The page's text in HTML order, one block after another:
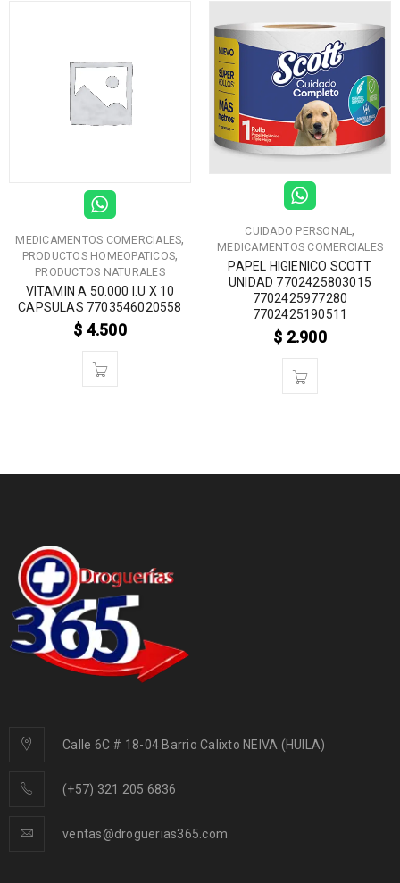
MEDICAMENTOS COMERCIALES,
PRODUCTOS HOMEOPATICOS,
PRODUCTOS NATURALES
VITAMIN A 50.000 I.U X 10
CAPSULAS 7703546020558
$ 4.500
CUIDADO PERSONAL,
MEDICAMENTOS COMERCIALES
PAPEL HIGIENICO SCOTT
UNIDAD 7702425803015
7702425977280
7702425190511
$ 2.900
Calle 6C # 18-04 Barrio Calixto NEIVA (HUILA)
(+57) 321 205 6836
ventas@droguerias365.com